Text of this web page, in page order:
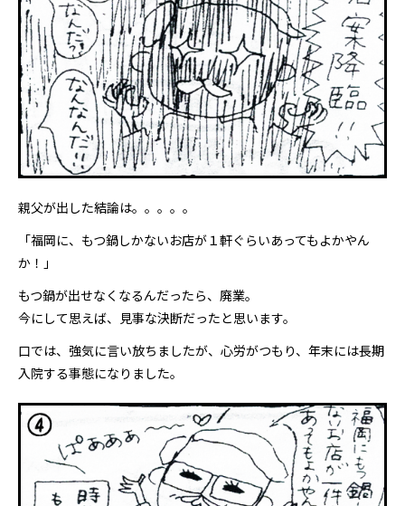
親父が出した結論は。。。。。
「福岡に、もつ鍋しかないお店が１軒ぐらいあってもよかやん
か！ 」
もつ鍋が出せなくなるんだったら、 廃業。
今にして思えば、見事な決断だったと思います。
口では、強気に言い放ちましたが、心労がつもり、年末には長期
入院する事態になりました。